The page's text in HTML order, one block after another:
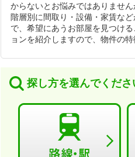
からないとお悩みではありませ
階層別に間取り・設備・家賃な
で、希望にあうお部屋を見つけ
ョンを紹介しますので、物件の
探し方を選んでくださ